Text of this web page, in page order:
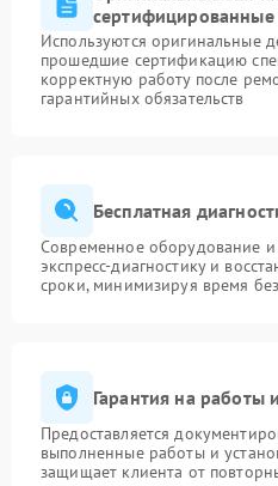
сертифицированные
Используются оригинальные
прошедшие сертификацию
корректную работу после
гарантийных обязательств
Бесплатная
Современное оборудование и
экспресс-диагностику и
сроки, минимизируя время
Гарантия на работы
Предоставляется
выполненные работы и
защищает клиента от